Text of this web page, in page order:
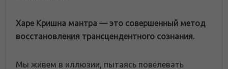
Харе Кришна мантра — это совершенный метод
восстановления трансцендентного сознания.
Мы живем в иллюзии, пытаясь повелевать